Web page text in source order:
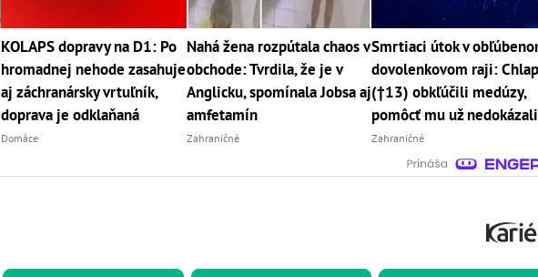
KOLAPS dopravy na D1: Po
hromadnej nehode zasahuje
aj záchranársky vrtuľník,
doprava je odklaňaná
Domáce
Nahá žena rozpútala chaos v
obchode: Tvrdila, že je v
Anglicku, spomínala Jobsa aj
amfetamín
Zahraničné
Smrtiaci útok v
dovolenkovom raji:
(†13) obkľúčili medúzy,
pomôcť mu už nedokázali
Zahraničné